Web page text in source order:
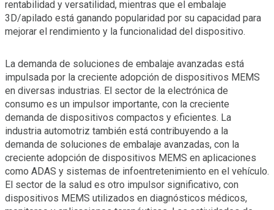
rentabilidad y versatilidad, mientras que el embalaje
3D/apilado está ganando popularidad por su capacidad para
mejorar el rendimiento y la funcionalidad del dispositivo.
La demanda de soluciones de embalaje avanzadas está
impulsada por la creciente adopción de dispositivos MEMS
en diversas industrias. El sector de la electrónica de
consumo es un impulsor importante, con la creciente
demanda de dispositivos compactos y eficientes. La
industria automotriz también está contribuyendo a la
demanda de soluciones de embalaje avanzadas, con la
creciente adopción de dispositivos MEMS en aplicaciones
como ADAS y sistemas de infoentretenimiento en el vehículo.
El sector de la salud es otro impulsor significativo, con
dispositivos MEMS utilizados en diagnósticos médicos,